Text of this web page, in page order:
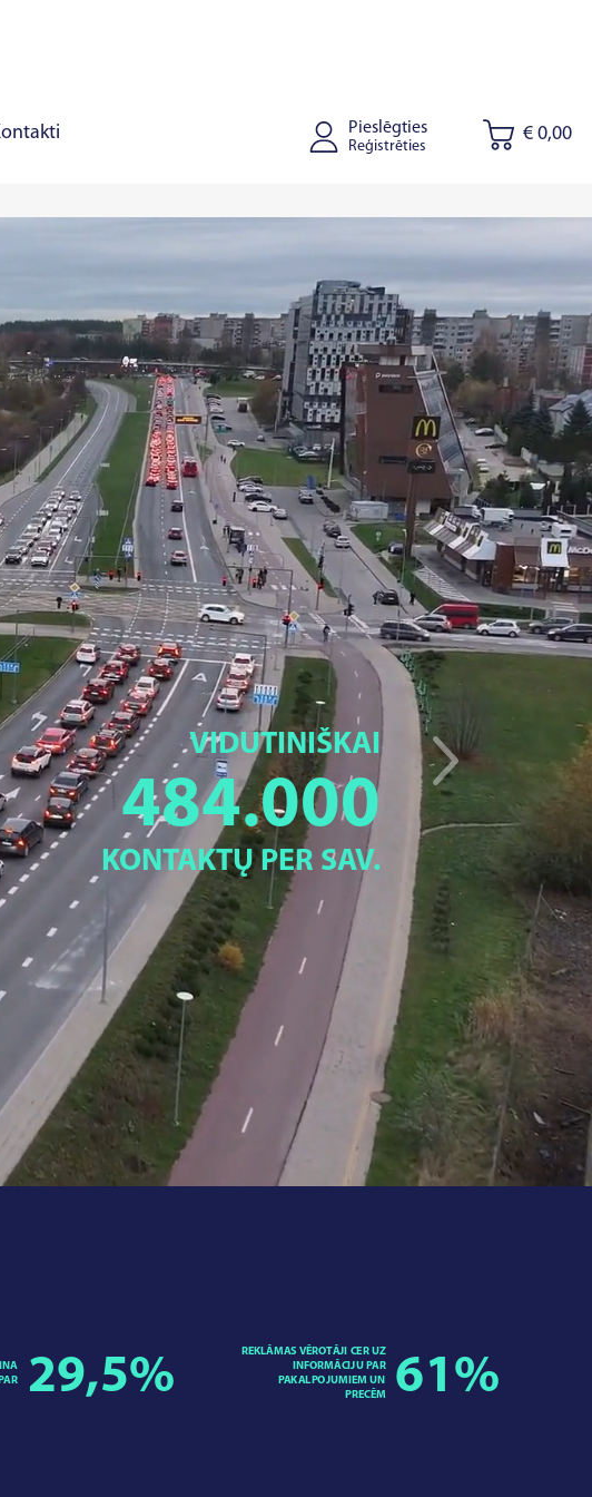
Pieslēgties
Reģistrēties
€ 0,00
VIDUTINIŠKAI
484.000
KONTAKTŲ PER SAV.
29,5%
REKLĀMAS VĒROTĀJI CER UZ
INFORMĀCIJU PAR
PAKALPOJUMIEM UN
PRECĒM 61%